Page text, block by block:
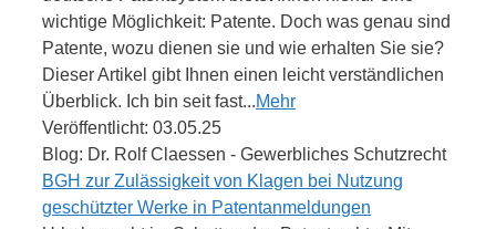
wichtige Möglichkeit: Patente. Doch was genau sind
Patente, wozu dienen sie und wie erhalten Sie sie?
Dieser Artikel gibt Ihnen einen leicht verständlichen
Überblick. Ich bin seit fast...Mehr
Veröffentlicht: 03.05.25
Blog: Dr. Rolf Claessen - Gewerbliches Schutzrecht
BGH zur Zulässigkeit von Klagen bei Nutzung
geschützter Werke in Patentanmeldungen